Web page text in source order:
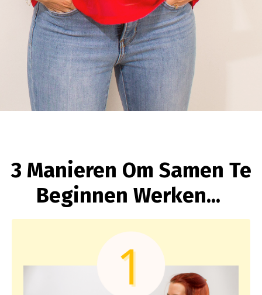
3 Manieren Om Samen Te
Beginnen Werken...